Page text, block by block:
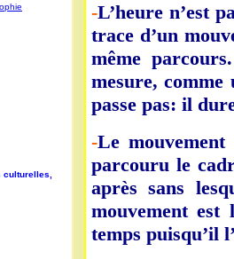
-L’heure n’est
trace d’un
même
mesure,
passe pas: il
-Le
parcouru le
après sans
mouvement est
temps puisqu’il